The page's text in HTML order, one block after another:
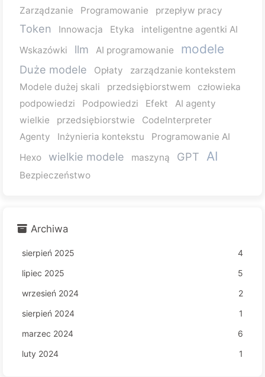
Zarządzanie
Programowanie przepływ pracy
Token Innowacja Etyka
inteligentne agentki AI
Wskazówki
llm AI programowanie modele
Duże modele Opłaty
zarządzanie kontekstem
Modele dużej skali
przedsiębiorstwem
człowieka
podpowiedzi
Podpowiedzi Efekt
AI agenty
wielkie
przedsiębiorstwie
CodeInterpreter
Agenty
Inżynieria kontekstu
Programowanie AI
Hexo
wielkie modele maszyną GPT AI
Bezpieczeństwo
Archiwa
sierpień 2025
4
lipiec 2025
5
wrzesień 2024
2
sierpień 2024
1
marzec 2024
6
luty 2024
1